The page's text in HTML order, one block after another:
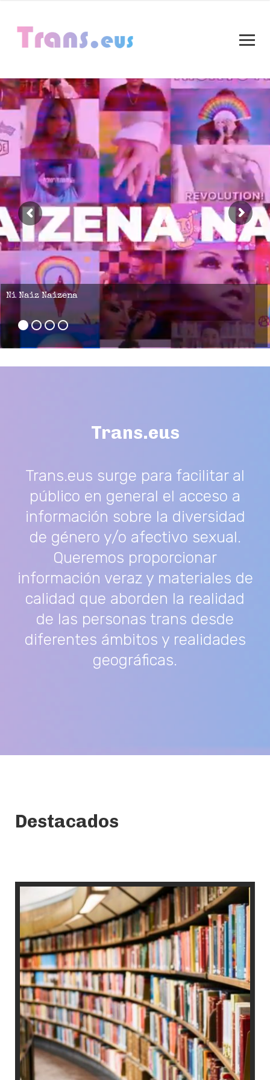
Ni Naiz Naizena
Trans.eus
Trans.eus surge para facilitar al
público en general el acceso a
información sobre la diversidad
de género y/o afectivo sexual.
Queremos proporcionar
información veraz y materiales de
calidad que aborden la realidad
de las personas trans desde
diferentes ámbitos y realidades
geográficas.
Destacados